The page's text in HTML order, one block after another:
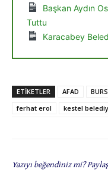
Başkan Aydın
Tuttu
Karacabey
ETIKETLER AFAD
ferhat erol
kestel
Yazıyı beğendiniz mi?